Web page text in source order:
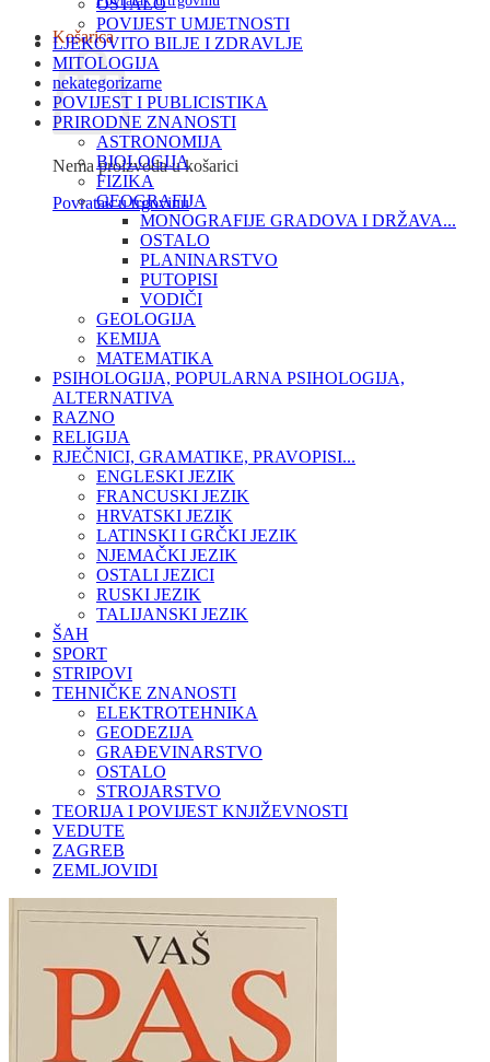
Košarica
Nema proizvoda u košarici
Povratak u trgovinu
OSTALO
POVIJEST UMJETNOSTI
LJEKOVITO BILJE I ZDRAVLJE
MITOLOGIJA
nekategorizarne
POVIJEST I PUBLICISTIKA
PRIRODNE ZNANOSTI
ASTRONOMIJA
BIOLOGIJA
FIZIKA
GEOGRAFIJA
MONOGRAFIJE GRADOVA I DRŽAVA...
OSTALO
PLANINARSTVO
PUTOPISI
VODIČI
GEOLOGIJA
KEMIJA
MATEMATIKA
PSIHOLOGIJA, POPULARNA PSIHOLOGIJA,
ALTERNATIVA
RAZNO
RELIGIJA
RJEČNICI, GRAMATIKE, PRAVOPISI...
ENGLESKI JEZIK
FRANCUSKI JEZIK
HRVATSKI JEZIK
LATINSKI I GRČKI JEZIK
NJEMAČKI JEZIK
OSTALI JEZICI
RUSKI JEZIK
TALIJANSKI JEZIK
ŠAH
SPORT
STRIPOVI
TEHNIČKE ZNANOSTI
ELEKTROTEHNIKA
GEODEZIJA
GRAĐEVINARSTVO
OSTALO
STROJARSTVO
TEORIJA I POVIJEST KNJIŽEVNOSTI
VEDUTE
ZAGREB
ZEMLJOVIDI